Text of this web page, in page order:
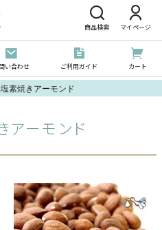
商品検索 マイページ
い合わせ ご利用ガイド カート
素焼きアーモンド
アーモンド